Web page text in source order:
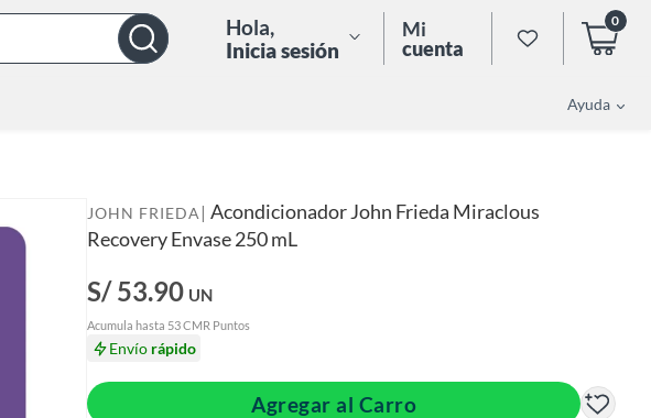
Hola,
Inicia sesión
Mi
cuenta
0
Ayuda
JOHN FRIEDA | Acondicionador John Frieda Miraclous
Recovery Envase 250 mL
S/ 53.90 UN
Acumula hasta 53 CMR Puntos
Envío rápido
Agregar al Carro